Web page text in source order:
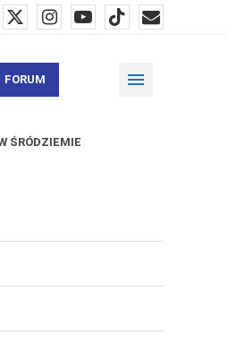
FORUM
ŚRÓDZIEMIE